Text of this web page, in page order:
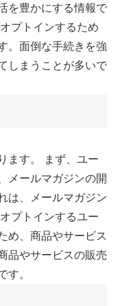
を豊かにする情報で
プトインするため
。面倒な手続きを強
しまうことが多いで
ます。 まず、ユー
メールマガジンの開
は、メールマガジン
プトインするユー
め、商品やサービス
品やサービスの販売
す。